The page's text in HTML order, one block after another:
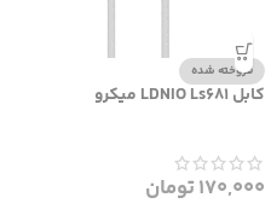
فروخته شده
کابل LDNIO Ls681 میکرو
170,000تومان